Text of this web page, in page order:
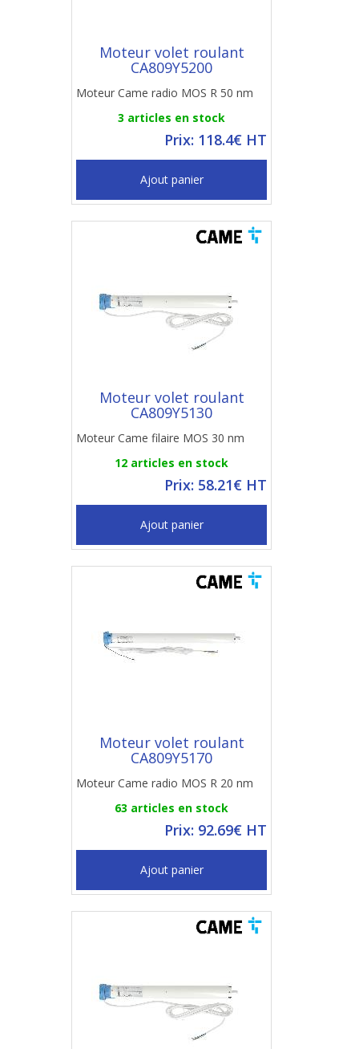
Moteur volet roulant
CA809Y5200
Moteur Came radio MOS R 50 nm
3 articles en stock
Prix: 118.4€ HT
Ajout panier
Moteur volet roulant
CA809Y5130
Moteur Came filaire MOS 30 nm
12 articles en stock
Prix: 58.21€ HT
Ajout panier
Moteur volet roulant
CA809Y5170
Moteur Came radio MOS R 20 nm
63 articles en stock
Prix: 92.69€ HT
Ajout panier